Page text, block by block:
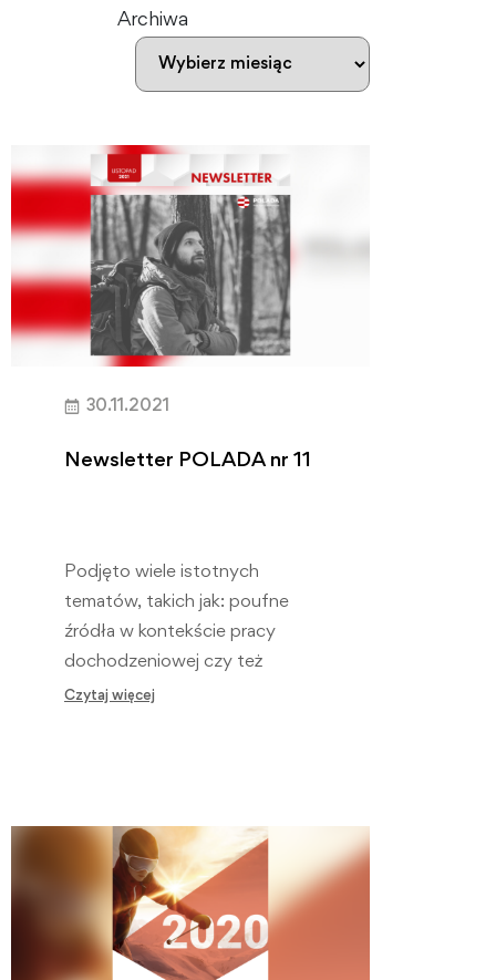
Archiwa
30.11.2021
Newsletter POLADA nr 11
Podjęto wiele istotnych
tematów, takich jak: poufne
źródła w kontekście pracy
dochodzeniowej czy też
powołanie programu rzecznika
Czytaj więcej